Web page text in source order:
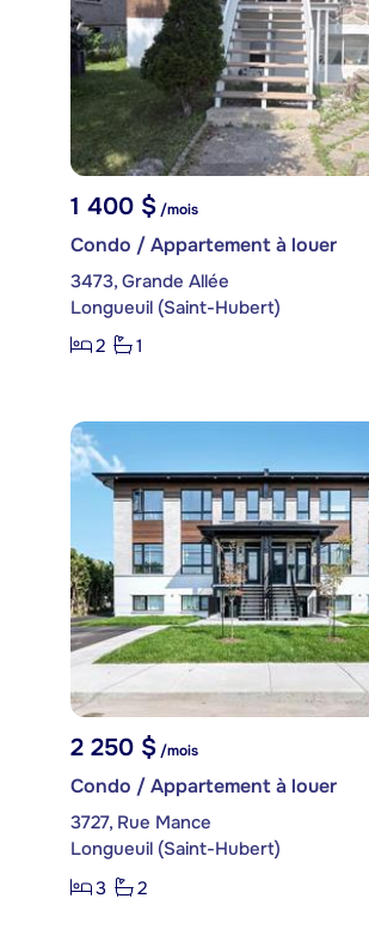
1 400 $ /mois
Condo / Appartement à louer
3473, Grande Allée
Longueuil (Saint-Hubert)
2
1
2 250 $/mois
Condo / Appartement à louer
3727, Rue Mance
Longueuil (Saint-Hubert)
3
2